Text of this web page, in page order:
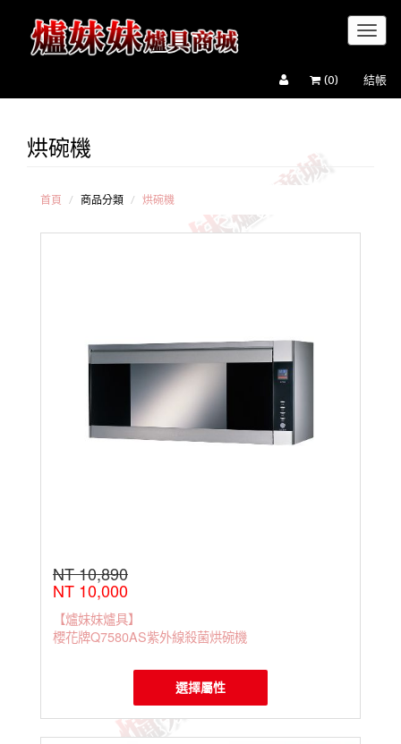
(0) 結帳
吊烘碗機
首頁 商品分類 烘碗機
NT 10,890
NT 10,000
【爐妹妹爐具】
櫻花牌Q7580AS紫外線殺菌烘碗機
選擇屬性